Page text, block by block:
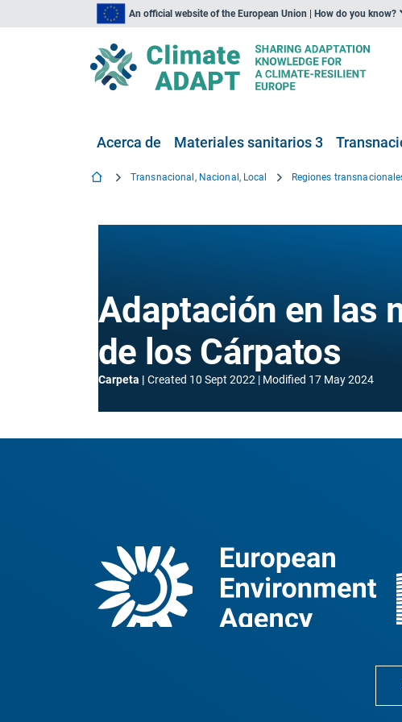
An official website of the European Union | How do you know?
Acerca de Materiales sanitarios 3
Transnacional, Nacional, Local Regiones
Adaptación en las
de los Cárpatos
Carpeta Created 10 Sept 2022 Modified 17 May 2024